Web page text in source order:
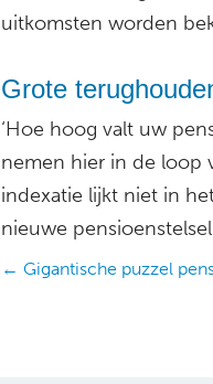
uitkomsten worden
Grote
‘Hoe hoog valt uw
nemen hier in de loop
indexatie lijkt niet in
nieuwe
Posts
← Gigantische puzzel